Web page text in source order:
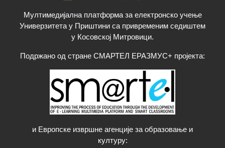
Мултимедијална платформа за електронско учење
Универзитета у Приштини са привременим седиштем
у Косовској Митровици.
Подржано од стране СМАРТЕЛ ЕРАЗМУС+ пројекта:
и Европске извршне агенције за образовање и
културу: